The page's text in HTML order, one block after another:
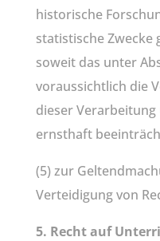
historische
statistische Zwecke
soweit das unter
voraussichtlich die
dieser
ernsthaft
(5) zur
Verteidigung von
5. Recht auf